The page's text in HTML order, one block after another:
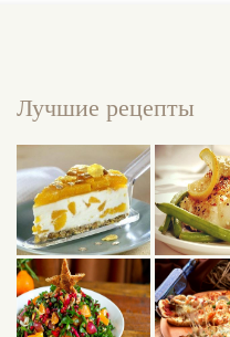
Лучшие рецепты